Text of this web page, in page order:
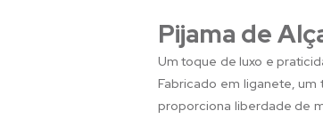
Pijama de
Um toque de luxo e
Fabricado em liganete,
proporciona liberdade de